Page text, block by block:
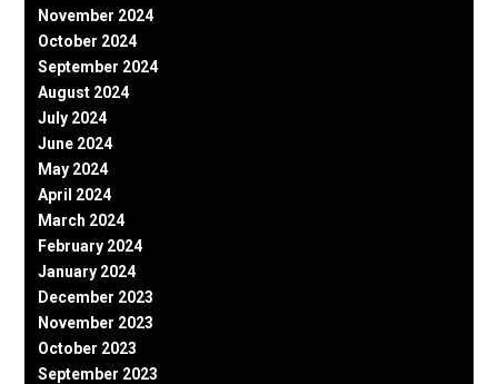
November 2024
October 2024
September 2024
August 2024
July 2024
June 2024
May 2024
April 2024
March 2024
February 2024
January 2024
December 2023
November 2023
October 2023
September 2023